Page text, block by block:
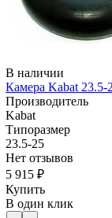
В наличии
Камера Kabat 23.5-
Производитель
Kabat
Типоразмер
23.5-25
Нет отзывов
5 915 ₽
Купить
В один клик